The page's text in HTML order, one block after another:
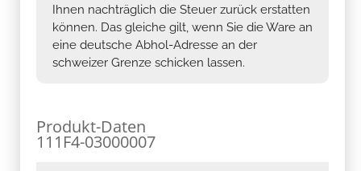
Ihnen nachträglich die Steuer zurück erstatten
können. Das gleiche gilt, wenn Sie die Ware an
eine deutsche Abhol-Adresse an der
schweizer Grenze schicken lassen.
Produkt-Daten
111F4-03000007